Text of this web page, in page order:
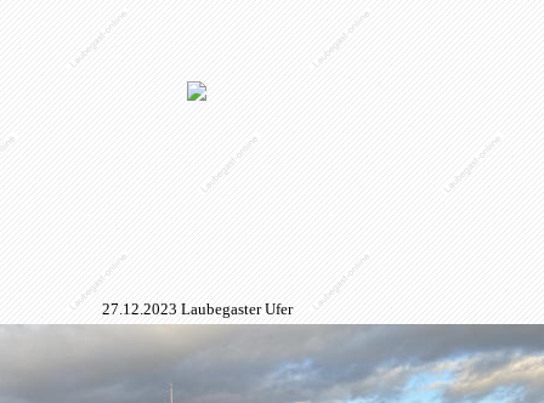
27.12.2023 Laubegaster Ufer